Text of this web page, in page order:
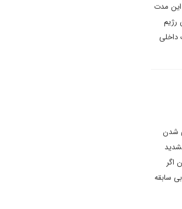
این مدت
رژیم
داخلی
شدن
اگر
سابقه